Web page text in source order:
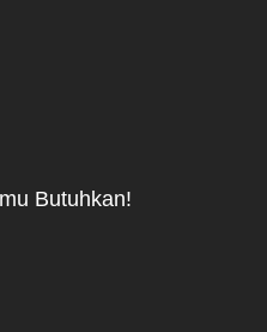
Butuhkan!